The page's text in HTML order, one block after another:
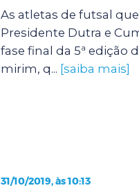
As atletas de futsal
Presidente Dutra e
fase final da 5ª edição
mirim, q... [saiba mais]
31/10/2019, às 10:13